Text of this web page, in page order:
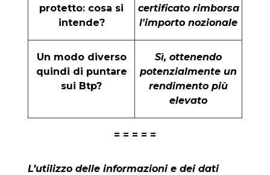
protetto: cosa si
intende?
certificato rimborsa
l'importo nozionale
Un modo diverso
quindi di puntare
sui Btp?
Sì, ottenendo
potenzialmente un
rendimento più
elevato
= = = = =
L’utilizzo delle informazioni e dei dati